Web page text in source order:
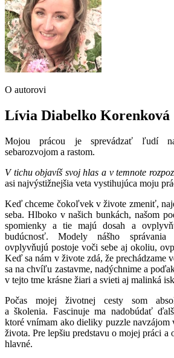
O autorovi
Lívia Diabelko Korenková
Mojou prácou je sprevádzať ľudí
sebarozvojom a rastom.
V tichu objavíš svoj hlas a v temnote
asi najvýstižnejšia veta vystihujúca moju
Keď chceme čokoľvek v živote zmeniť,
seba. Hlboko v našich bunkách, našom
spomienky a tie majú dosah a
budúcnosť. Modely nášho správania
ovplyvňujú postoje voči sebe aj okoliu,
Keď sa nám v živote zdá, že prechádzame
sa na chvíľu zastavme, nadýchnime a
v tejto tme krásne žiari a svieti aj malinká
Počas mojej životnej cesty som
a školenia. Fascinuje ma nadobúdať
ktoré vnímam ako dieliky puzzle navzájom
života. Pre lepšiu predstavu o mojej práci a
hlavné.